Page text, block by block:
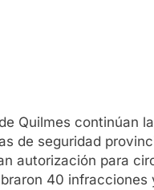
Quilmes continúan
de seguridad
autorización para
40 infracciones